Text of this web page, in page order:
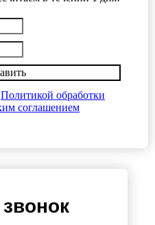
Политикой обработки
соглашением